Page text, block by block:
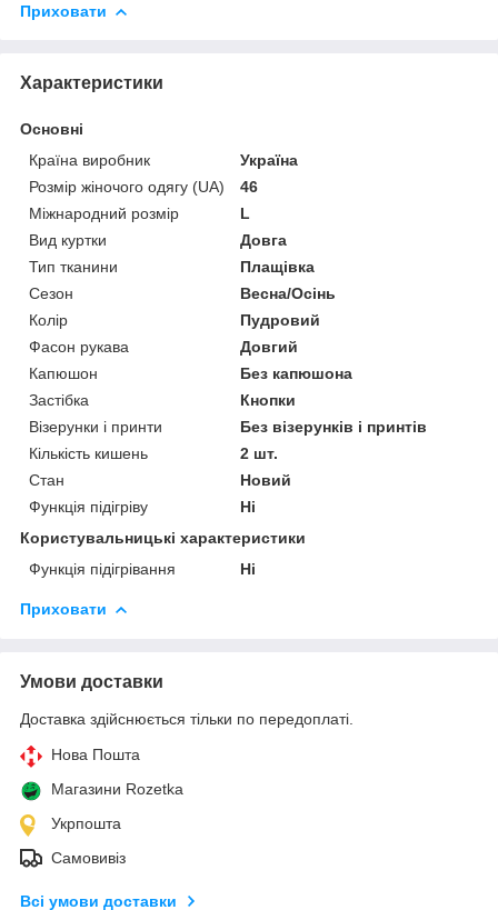
Приховати
Характеристики
Основні
Країна виробник
Україна
Розмір жіночого одягу (UA)
46
Міжнародний розмір
L
Вид куртки
Довга
Тип тканини
Плащівка
Сезон
Весна/Осінь
Колір
Пудровий
Фасон рукава
Довгий
Капюшон
Без капюшона
Застібка
Кнопки
Візерунки і принти
Без візерунків і принтів
Кількість кишень
2 шт.
Стан
Новий
Функція підігріву
Ні
Користувальницькі характеристики
Функція підігрівання
Ні
Приховати
Умови доставки
Доставка здійснюється тільки по передоплаті.
Нова Пошта
Магазини Rozetka
Укрпошта
Самовивіз
Всі умови доставки